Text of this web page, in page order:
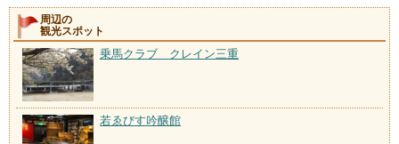
周辺の
観光スポット
乗馬クラブ クレイン三重
若ゑびす吟醸館